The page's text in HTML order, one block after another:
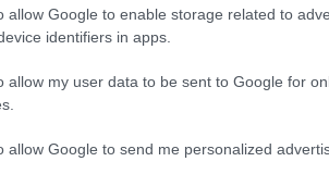
allow Google to enable storage related to
identifiers in apps.
allow my user data to be sent to Google for
allow Google to send me personalized
από διαβήτη, όσοι κάνουν
στο μάτι. Μελέτες έχουν
γλαύκωμα είναι τριπλάσια απ’
να υποβληθεί σε μια σειρά από
η όρασή του σε διάφορες